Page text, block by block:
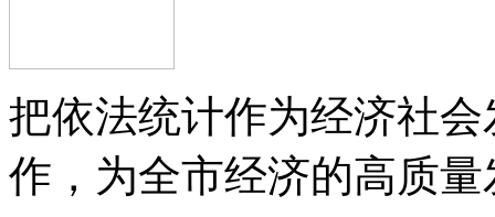
把依法统计作为经济社
作，为全市经济的高质